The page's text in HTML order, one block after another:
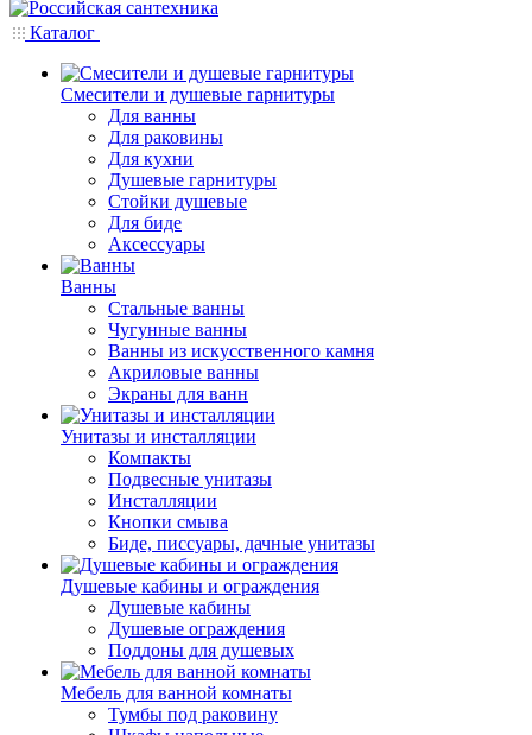
Каталог
Смесители и душевые гарнитуры
Для ванны
Для раковины
Для кухни
Душевые гарнитуры
Стойки душевые
Для биде
Аксессуары
Ванны
Стальные ванны
Чугунные ванны
Ванны из искусственного камня
Акриловые ванны
Экраны для ванн
Унитазы и инсталляции
Компакты
Подвесные унитазы
Инсталляции
Кнопки смыва
Биде, писсуары, дачные унитазы
Душевые кабины и ограждения
Душевые кабины
Душевые ограждения
Поддоны для душевых
Мебель для ванной комнаты
Тумбы под раковину